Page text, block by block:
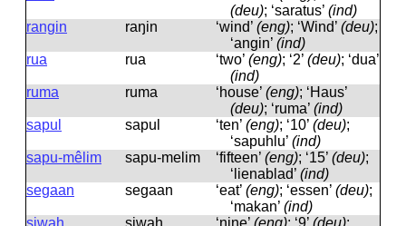
(deu); ‘saratus’ (ind)
rangin
raŋin ‘wind’ (eng); ‘Wind’ (deu);
‘angin’ (ind)
rua
rua ‘two’ (eng); ‘2’ (deu); ‘dua’
(ind)
ruma
ruma ‘house’ (eng); ‘Haus’
(deu); ‘ruma’ (ind)
sapul
sapul ‘ten’ (eng); ‘10’ (deu);
‘sapuhlu’ (ind)
sapu-mêlim
sapu-melim ‘fifteen’ (eng); ‘15’ (deu);
‘lienablad’ (ind)
segaan
segaan ‘eat’ (eng); ‘essen’ (deu);
‘makan’ (ind)
siwah
siwah ‘nine’ (eng); ‘9’ (deu);